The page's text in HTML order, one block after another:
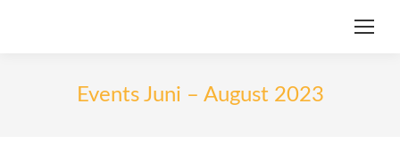
Events Juni – August 2023